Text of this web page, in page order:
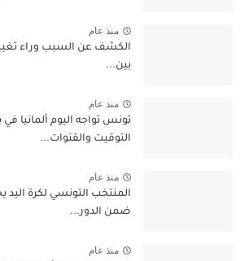
منذ عام
الكشف عن السبب وراء
بين...
منذ عام
تونس تواجه اليوم ألمانيا في
التوقيت والقنوات...
منذ عام
المنتخب التونسي لكرة اليد
ضمن الدور...
منذ عام